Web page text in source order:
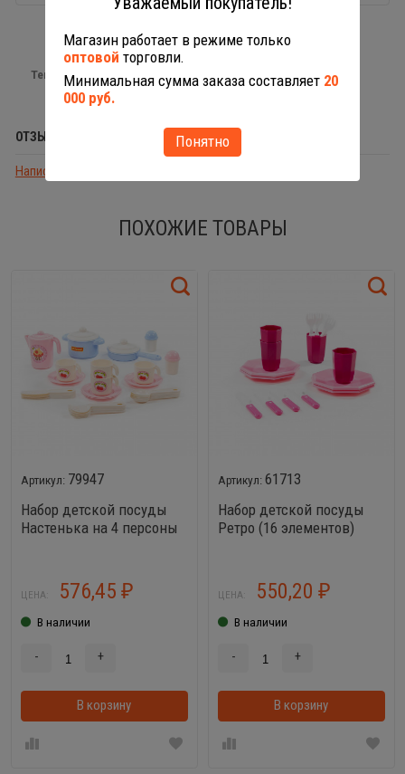
Теги: игрушечная посуда
ОТЗЫВЫ (0)
Написать отзыв
ПОХОЖИЕ ТОВАРЫ
79947
Набор детской посуды
Настенька на 4 персоны
ЦЕНА: 576,45 ₽
В наличии
- +
В корзину В корзинке
61713
Набор детской посуды
Ретро (16 элементов)
ЦЕНА: 550,20 ₽
В наличии
- +
В корзину
Магазин работает в режиме только
оптовой торговли.
Минимальная сумма заказа составляет 20
000 руб.
Понятно